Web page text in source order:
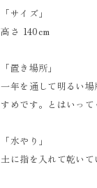
「サイズ」
高さ 140cm
「置き場所」
一年を通して明るい
すめです。とはいっ
「水やり」
土に指を入れて乾い